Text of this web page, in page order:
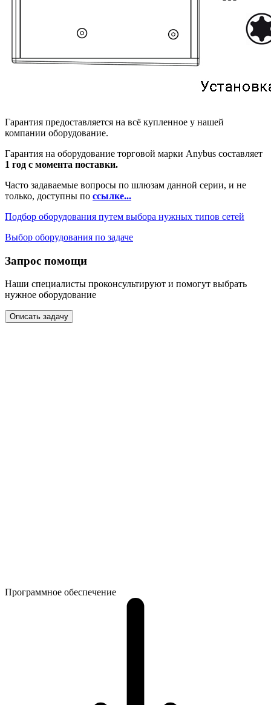
Гарантия предоставляется на всё купленное у нашей
компании оборудование.
Гарантия на оборудование торговой марки Anybus составляет
1 год с момента поставки.
Часто задаваемые вопросы по шлюзам данной серии, и не
только, доступны по ссылке...
Подбор оборудования путем выбора нужных типов сетей
Выбор оборудования по задаче
Запрос помощи
Наши специалисты проконсультируют и помогут выбрать
нужное оборудование
Описать задачу
Программное обеспечение